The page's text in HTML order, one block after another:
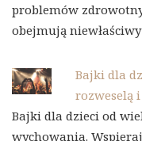
problemów
obejmują
Bajki dla
rozweselą
Bajki dla dzieci od
wychowania.